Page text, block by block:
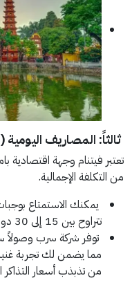
ثالثاً: المصاريف
تعتبر فيتنام وجهة اقتصادية
من التكلفة الإجمالية.
يمكنك الاستمتاع
تتراوح بين 15 إلى 30 دولاراً لشخصين.
توفر شركة سرب وصولاً
مما يضمن لك تجربة
من تذبذب أسعار